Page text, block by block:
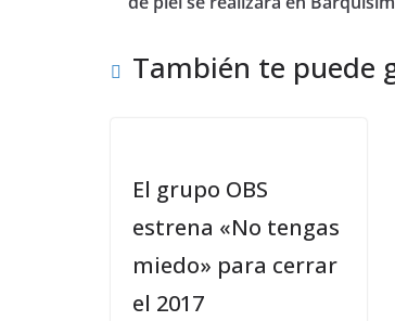
También te puede
El grupo OBS
estrena «No tengas
miedo» para cerrar
el 2017